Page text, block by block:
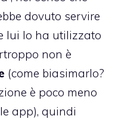
dovuto servire
lui lo ha utilizzato
non è
(come biasimarlo?
è poco meno
app), quindi